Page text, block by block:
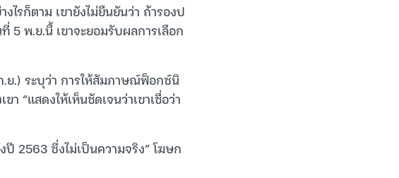
รก็ตาม เขายังไม่ยืนยันว่า ถ้ารองป
5 พ.ย.นี้ เขาจะยอมรับผลการเลือก
ย.) ระบุว่า การให้สัมภาษณ์ฟ็อกซ์นิ
“แสดงให้เห็นชัดเจนว่าเขาเชื่อว่า
ปี 2563 ซึ่งไม่เป็นความจริง” โฆษก